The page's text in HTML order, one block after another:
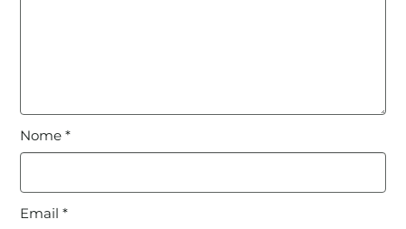
Nome*
Email*